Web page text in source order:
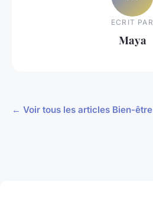
ECRIT PAR
Maya
← Voir tous les articles Bien-être